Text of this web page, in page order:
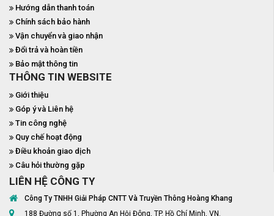
Hướng dẫn thanh toán
Chính sách bảo hành
Vận chuyển và giao nhận
Đổi trả và hoàn tiền
Bảo mật thông tin
THÔNG TIN WEBSITE
Giới thiệu
Góp ý và Liên hệ
Tin công nghệ
Quy chế hoạt động
Điều khoản giao dịch
Câu hỏi thường gặp
LIÊN HỆ CÔNG TY
Công Ty TNHH Giải Pháp CNTT Và Truyền Thông Hoàng Khang
188 Đường số 1, Phường An Hội Đông, TP. Hồ Chí Minh, VN.